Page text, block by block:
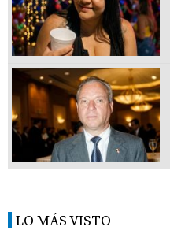
LO MÁS VISTO